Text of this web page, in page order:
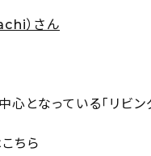
）さん
心となっている「リビ
ちら